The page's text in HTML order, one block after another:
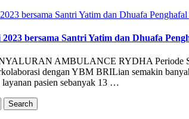
bersama Santri Yatim dan Dhuafa
AMBULANCE RYDHA Periode
dengan YBM BRILian semakin
pasien sebanyak 13 …